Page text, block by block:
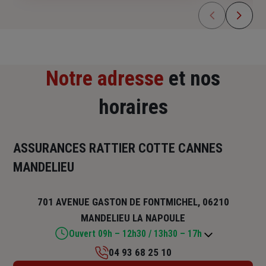
Notre adresse et nos
horaires
ASSURANCES RATTIER COTTE CANNES
MANDELIEU
701 AVENUE GASTON DE FONTMICHEL, 06210
MANDELIEU LA NAPOULE
Ouvert 09h – 12h30 / 13h30 – 17h
04 93 68 25 10